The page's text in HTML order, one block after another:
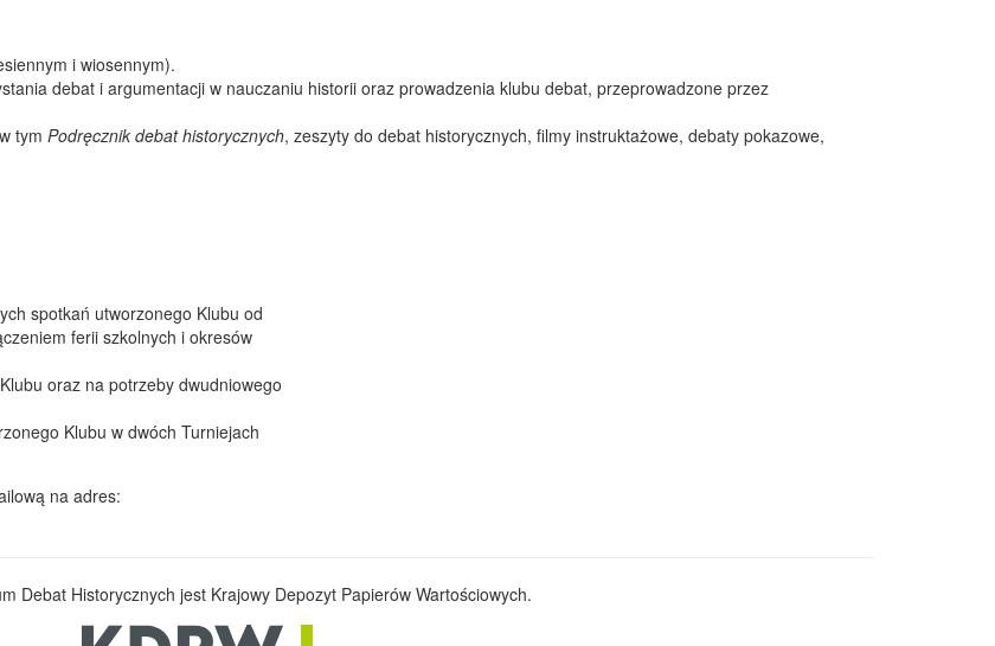
i wiosennym).
debat i argumentacji w nauczaniu historii oraz prowadzenia klubu debat, przeprowadzone przez
tym Podręcznik debat historycznych, zeszyty do debat historycznych, filmy instruktażowe, debaty pokazowe,
spotkań utworzonego Klubu od
ferii szkolnych i okresów
oraz na potrzeby dwudniowego
Klubu w dwóch Turniejach
na adres:
Debat Historycznych jest Krajowy Depozyt Papierów Wartościowych.